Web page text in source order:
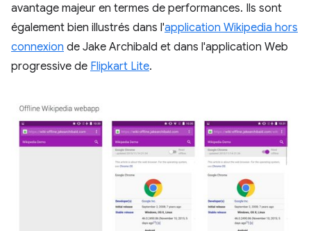
avantage majeur en termes de performances. Ils sont
également bien illustrés dans l'application Wikipedia hors
connexion de Jake Archibald et dans l'application Web
progressive de Flipkart Lite.